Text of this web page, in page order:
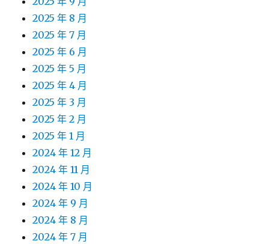
2025 年 8 月
2025 年 7 月
2025 年 6 月
2025 年 5 月
2025 年 4 月
2025 年 3 月
2025 年 2 月
2025 年 1 月
2024 年 12 月
2024 年 11 月
2024 年 10 月
2024 年 9 月
2024 年 8 月
2024 年 7 月